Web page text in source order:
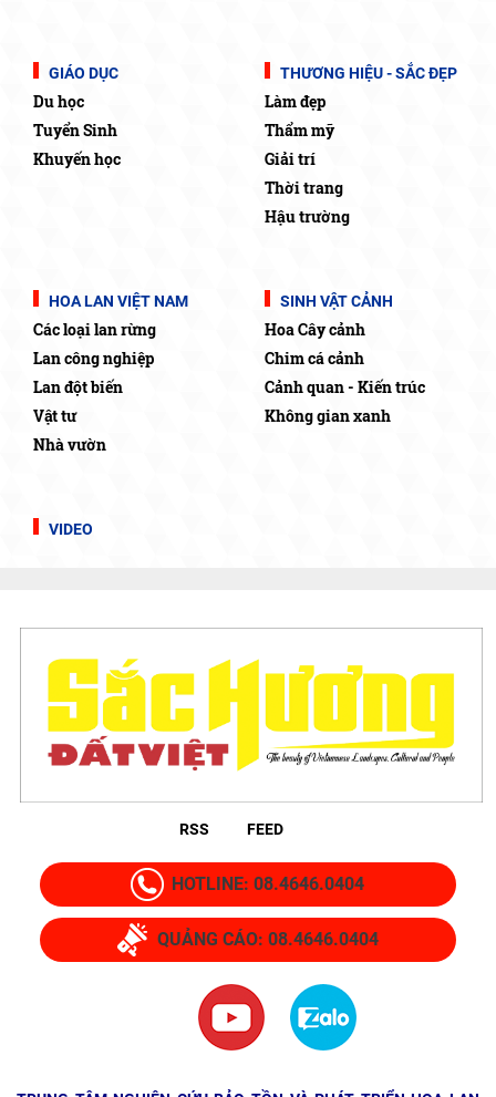
GIÁO DỤC
Du học
Tuyển Sinh
Khuyến học
THƯƠNG HIỆU - SẮC ĐẸP
Làm đẹp
Thẩm mỹ
Giải trí
Thời trang
Hậu trường
HOA LAN VIỆT NAM
Các loại lan rừng
Lan công nghiệp
Lan đột biến
Vật tư
Nhà vườn
SINH VẬT CẢNH
Hoa Cây cảnh
Chim cá cảnh
Cảnh quan - Kiến trúc
Không gian xanh
VIDEO
RSS FEED
HOTLINE: 08.4646.0404
QUẢNG CÁO: 08.4646.0404